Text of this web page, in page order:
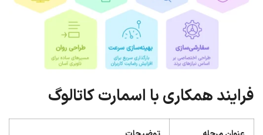
فرایند همکاری با اسمارت کاتالوگ